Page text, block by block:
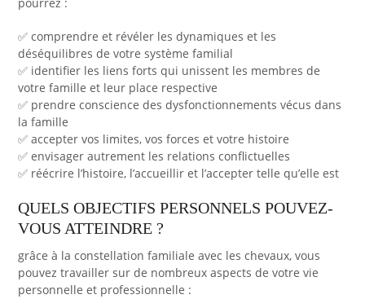
✅ comprendre et révéler les dynamiques et les
déséquilibres de votre système familial
✅ identifier les liens forts qui unissent les membres de
votre famille et leur place respective
✅ prendre conscience des dysfonctionnements vécus dans
la famille
✅ accepter vos limites, vos forces et votre histoire
✅ envisager autrement les relations conflictuelles
✅ réécrire l’histoire, l’accueillir et l’accepter telle qu’elle est
QUELS OBJECTIFS PERSONNELS POUVEZ-
VOUS ATTEINDRE ?
grâce à la constellation familiale avec les chevaux, vous
pouvez travailler sur de nombreux aspects de votre vie
personnelle et professionnelle :